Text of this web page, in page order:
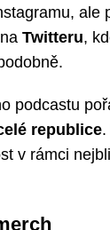
ale
Twitteru,
podcastu
republice.
v rámci